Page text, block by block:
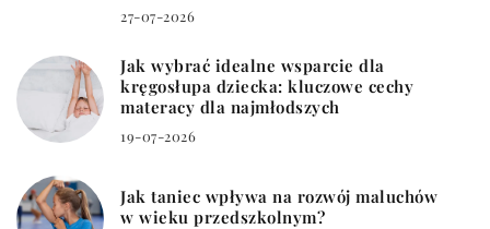
27-07-2026
Jak wybrać idealne wsparcie dla
kręgosłupa dziecka: kluczowe cechy
materacy dla najmłodszych
19-07-2026
Jak taniec wpływa na rozwój maluchów
w wieku przedszkolnym?